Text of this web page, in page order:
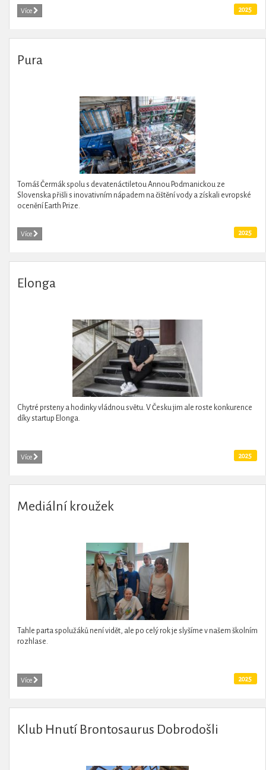
Více 2025
Pura
Tomáš Čermák spolu s devatenáctiletou Annou Podmanickou ze
Slovenska přišli s inovativním nápadem na čištění vody a získali evropské
ocenění Earth Prize.
Více 2025
Elonga
Chytré prsteny a hodinky vládnou světu. V Česku jim ale roste konkurence
díky startup Elonga.
Více 2025
Mediální kroužek
Tahle parta spolužáků není vidět, ale po celý rok je slyšíme v našem školním
rozhlase.
Více 2025
Klub Hnutí Brontosaurus Dobrodošli